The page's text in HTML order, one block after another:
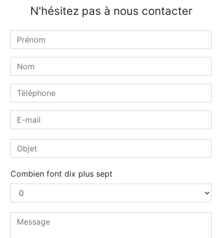
N'hésitez pas à nous contacter
Combien font dix plus sept